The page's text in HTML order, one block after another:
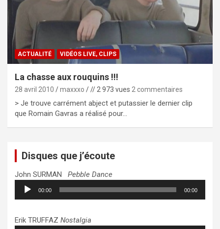
ACTUALITÉ VIDÉOS LIVE, CLIPS
La chasse aux rouquins !!!
28 avril 2010 maxxxo // 2 973 vues 2 commentaires
> Je trouve carrément abject et putassier le dernier clip
que Romain Gavras a réalisé pour…
Disques que j’écoute
John SURMAN Pebble Dance
Lecteur
audio
00:00 00:00
Erik TRUFFAZ Nostalgia